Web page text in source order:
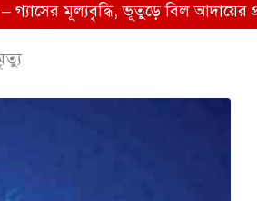
ভূতুড়ে বিল আদায়ের প্রতিবাদে